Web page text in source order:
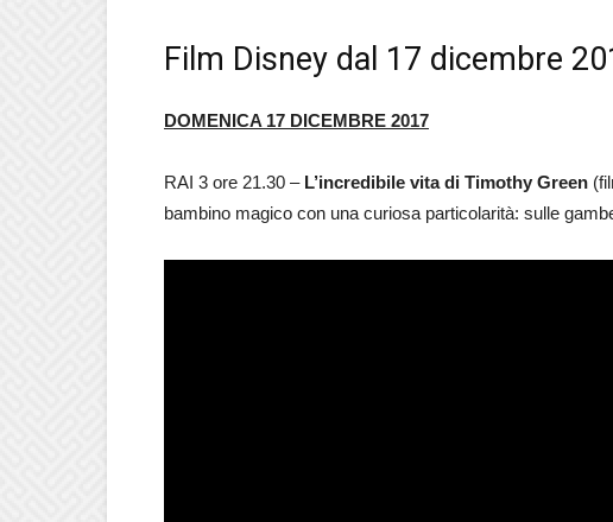
Film Disney dal 17 dicembre
DOMENICA 17 DICEMBRE 2017
RAI 3 ore 21.30 –L’incredibile vita di Timothy Green
bambino magico con una curiosa particolarità: sulle